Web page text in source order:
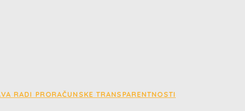
RADI PRORAČUNSKE TRANSPARENTNOSTI